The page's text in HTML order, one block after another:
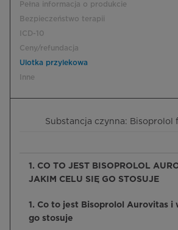
Pełna informacja o produkcie
Bezpieczeństwo terapii
ICD-10
Ceny/refundacja
Ulotka przylekowa
Inne
Substancja czynna: Bisoprolol
1. CO TO JEST BISOPROLOL
JAKIM CELU SIĘ GO STOSUJE
1. Co to jest Bisoprolol Aurovitas i
go stosuje